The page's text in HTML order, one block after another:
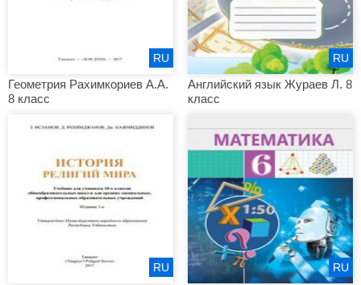
Геометрия Рахимкориев А.А.
8 класс
RU
Английский язык Жураев Л. 8
класс
RU
RU RU